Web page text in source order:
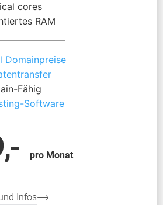
cores
RAM
Domainpreise
Fähig
Software
pro Monat
Infos